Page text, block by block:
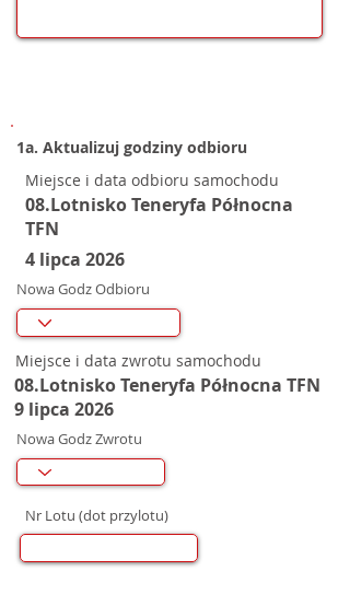
1a. Aktualizuj godziny odbioru
Miejsce i data odbioru samochodu
08.Lotnisko Teneryfa Północna
TFN
4 lipca 2026
Nowa Godz Odbioru
Miejsce i data zwrotu samochodu
08.Lotnisko Teneryfa Północna TFN
9 lipca 2026
Nowa Godz Zwrotu
Nr Lotu (dot przylotu)